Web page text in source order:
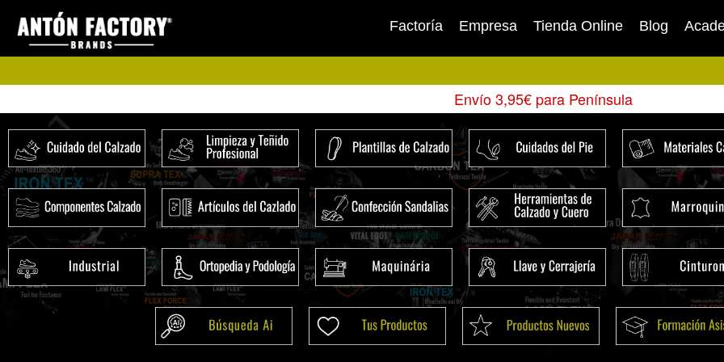
contenido
Factoría Empresa Tienda Online Blog
Envío 3,95€ para Península